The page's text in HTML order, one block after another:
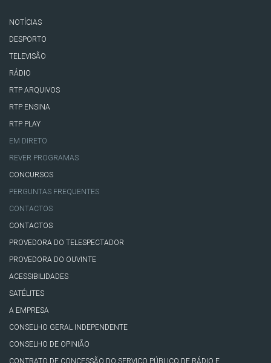
NOTÍCIAS
DESPORTO
TELEVISÃO
RÁDIO
RTP ARQUIVOS
RTP ENSINA
RTP PLAY
EM DIRETO
REVER PROGRAMAS
CONCURSOS
PERGUNTAS FREQUENTES
CONTACTOS
CONTACTOS
PROVEDORA DO TELESPECTADOR
PROVEDORA DO OUVINTE
ACESSIBILIDADES
SATÉLITES
A EMPRESA
CONSELHO GERAL INDEPENDENTE
CONSELHO DE OPINIÃO
CONTRATO DE CONCESSÃO DO SERVIÇO PÚBLICO DE RÁDIO E